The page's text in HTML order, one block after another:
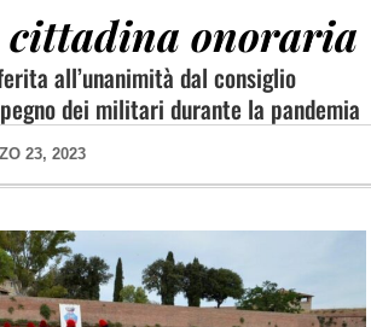
cittadina onoraria
all’unanimità dal consiglio
dei militari durante la pandemia
23, 2023